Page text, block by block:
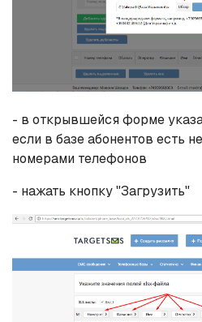
- в открывшейся форме
если в базе абонентов есть
номерами телефонов
- нажать кнопку "Загрузить"